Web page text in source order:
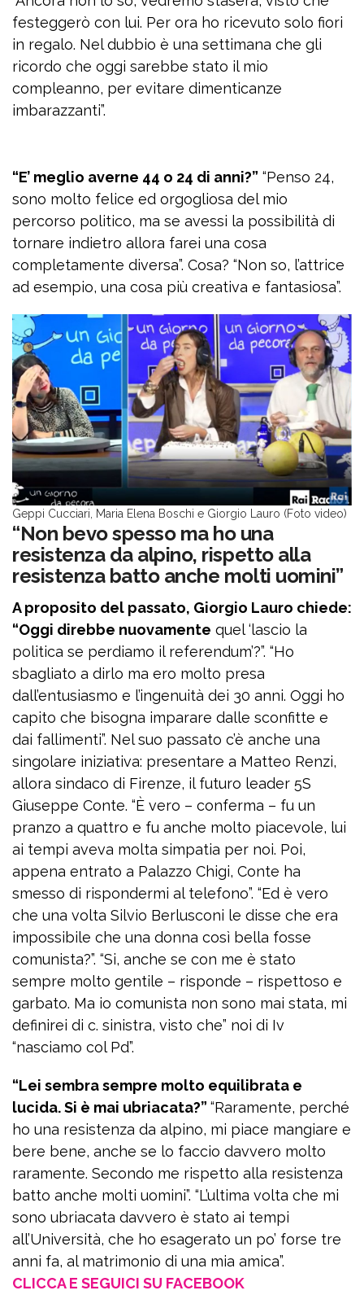
festeggerò con lui. Per ora ho ricevuto solo fiori
in regalo. Nel dubbio è una settimana che gli
ricordo che oggi sarebbe stato il mio
compleanno, per evitare dimenticanze
imbarazzanti”.
“E’ meglio averne 44 o 24 di anni?” “Penso 24,
sono molto felice ed orgogliosa del mio
percorso politico, ma se avessi la possibilità di
tornare indietro allora farei una cosa
completamente diversa”. Cosa? “Non so, l’attrice
ad esempio, una cosa più creativa e fantasiosa”.
Geppi Cucciari, Maria Elena Boschi e Giorgio Lauro (Foto video)
“Non bevo spesso ma ho una
resistenza da alpino, rispetto alla
resistenza batto anche molti uomini”
A proposito del passato, Giorgio Lauro chiede:
“Oggi direbbe nuovamente quel ‘lascio la
politica se perdiamo il referendum’?”. “Ho
sbagliato a dirlo ma ero molto presa
dall’entusiasmo e l’ingenuità dei 30 anni. Oggi ho
capito che bisogna imparare dalle sconfitte e
dai fallimenti”. Nel suo passato c’è anche una
singolare iniziativa: presentare a Matteo Renzi,
allora sindaco di Firenze, il futuro leader 5S
Giuseppe Conte. “È vero – conferma – fu un
pranzo a quattro e fu anche molto piacevole, lui
ai tempi aveva molta simpatia per noi. Poi,
appena entrato a Palazzo Chigi, Conte ha
smesso di rispondermi al telefono”. “Ed è vero
che una volta Silvio Berlusconi le disse che era
impossibile che una donna così bella fosse
comunista?”. “Si, anche se con me è stato
sempre molto gentile – risponde – rispettoso e
garbato. Ma io comunista non sono mai stata, mi
definirei di c. sinistra, visto che” noi di Iv
“nasciamo col Pd”.
“Lei sembra sempre molto equilibrata e
lucida. Si è mai ubriacata?” “Raramente, perché
ho una resistenza da alpino, mi piace mangiare e
bere bene, anche se lo faccio davvero molto
raramente. Secondo me rispetto alla resistenza
batto anche molti uomini”. “L’ultima volta che mi
sono ubriacata davvero è stato ai tempi
all’Università, che ho esagerato un po’ forse tre
anni fa, al matrimonio di una mia amica”.
CLICCA E SEGUICI SU FACEBOOK